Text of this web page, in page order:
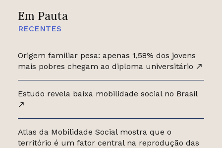
Em Pauta
RECENTES
Origem familiar pesa: apenas 1,58% dos jovens
mais pobres chegam ao diploma universitário
Estudo revela baixa mobilidade social no Brasil
Atlas da Mobilidade Social mostra que o
território é um fator central na reprodução das